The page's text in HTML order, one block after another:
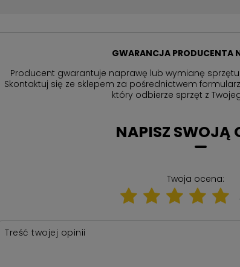
GWARANCJA PRODUCENTA
Producent gwarantuje naprawę lub wymianę
Skontaktuj się ze sklepem za pośrednictwem
który odbierze sprzęt z
NAPISZ SWOJĄ
Twoja ocena:
Treść twojej opinii